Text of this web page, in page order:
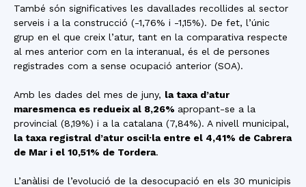
També són significatives les davallades recollides al sector
serveis i a la construcció (-1,76% i -1,15%). De fet, l’únic
grup en el que creix l’atur, tant en la comparativa respecte
al mes anterior com en la interanual, és el de persones
registrades com a sense ocupació anterior (SOA).
Amb les dades del mes de juny, la taxa d’atur
maresmenca es redueix al 8,26% apropant-se a la
provincial (8,19%) i a la catalana (7,84%). A nivell municipal,
la taxa registral d’atur oscil·la entre el 4,41% de Cabrera
de Mar i el 10,51% de Tordera.
L’anàlisi de l’evolució de la desocupació en els 30 municipis